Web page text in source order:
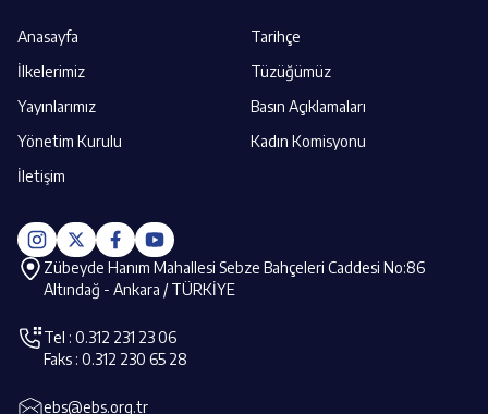
Anasayfa
Tarihçe
İlkelerimiz
Tüzüğümüz
Yayınlarımız
Basın Açıklamaları
Yönetim Kurulu
Kadın Komisyonu
İletişim
Zübeyde Hanım Mahallesi Sebze Bahçeleri Caddesi No:86
Altındağ - Ankara / TÜRKİYE
Tel : 0.312 231 23 06
Faks : 0.312 230 65 28
ebs@ebs.org.tr